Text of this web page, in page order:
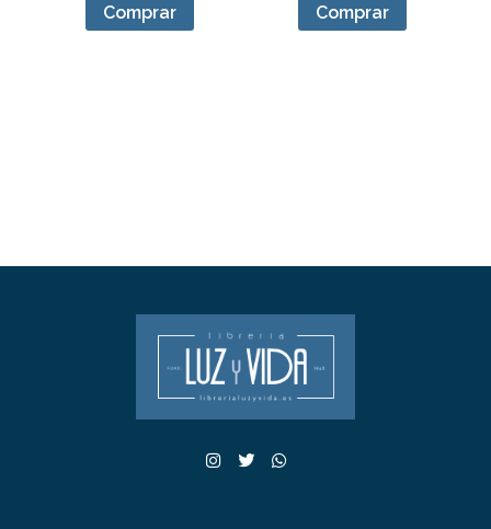
Comprar Comprar